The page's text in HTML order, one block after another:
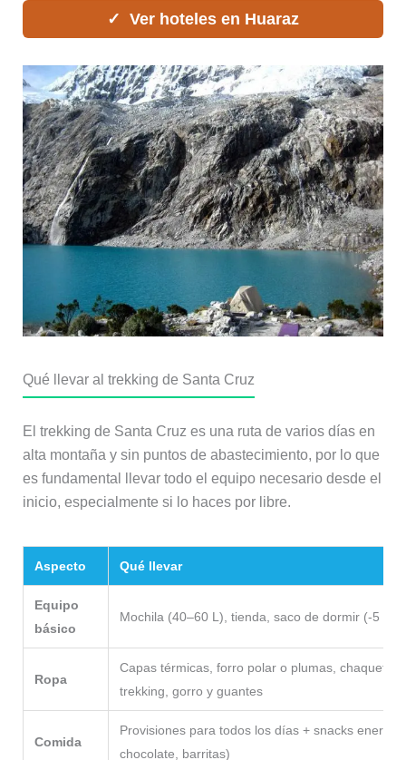
Ver hoteles en Huaraz
Qué llevar al trekking de Santa Cruz
El trekking de Santa Cruz es una ruta de varios días en
alta montaña y sin puntos de abastecimiento, por lo que
es fundamental llevar todo el equipo necesario desde el
inicio, especialmente si lo haces por libre.
Aspecto Qué llevar
Equipo
básico
Mochila (40–60 L), tienda, saco de dormir (-5
Ropa
Capas térmicas, forro polar o plumas, chaqueta
trekking, gorro y guantes
Comida
Provisiones para todos los días + snacks
chocolate, barritas)